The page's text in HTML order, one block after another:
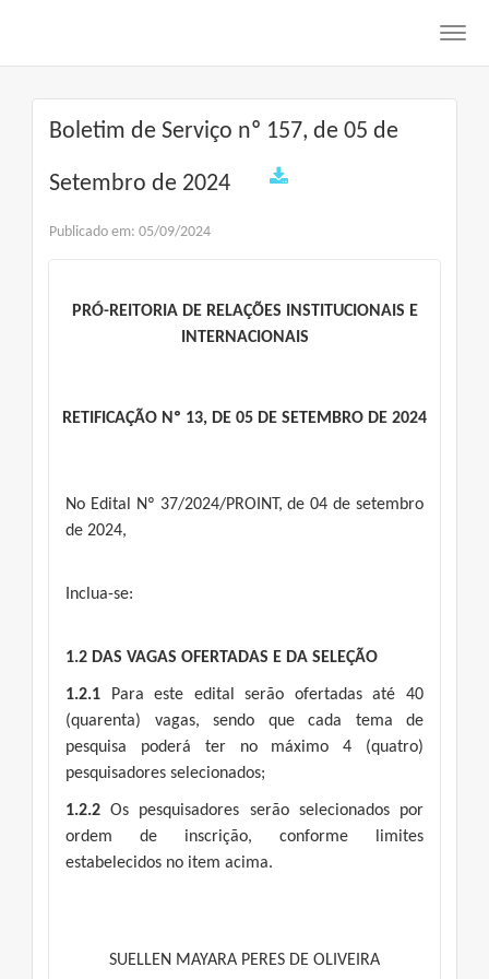
Boletim de Serviço nº 157, de 05 de
Setembro de 2024
Publicado em: 05/09/2024
PRÓ-REITORIA DE RELAÇÕES INSTITUCIONAIS E
INTERNACIONAIS
RETIFICAÇÃO Nº 13, DE 05 DE SETEMBRO DE 2024
No Edital Nº 37/2024/PROINT, de 04 de setembro
de 2024,
Inclua-se:
1.2 DAS VAGAS OFERTADAS E DA SELEÇÃO
1.2.1 Para este edital serão ofertadas até 40
(quarenta) vagas, sendo que cada tema de
pesquisa poderá ter no máximo 4 (quatro)
pesquisadores selecionados;
1.2.2 Os pesquisadores serão selecionados por
ordem de inscrição, conforme limites
estabelecidos no item acima.
SUELLEN MAYARA PERES DE OLIVEIRA